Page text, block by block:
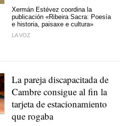
Xermán Estévez coordina la
publicación «Ribeira Sacra: Poesía
e historia, paisaxe e cultura»
LA VOZ
La pareja discapacitada de
Cambre consigue al fin la
tarjeta de estacionamiento
que rogaba